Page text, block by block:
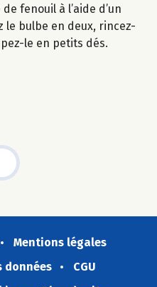
fenouil à l’aide d’un
le bulbe en deux, rincez-
le en petits dés.
Mentions légales
données
CGU